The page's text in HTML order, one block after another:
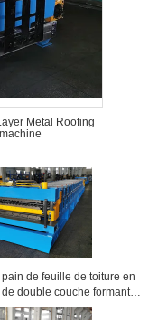
Metal Roofing
pain de feuille de toiture en
double couche formant la
pour les feuilles ondulées